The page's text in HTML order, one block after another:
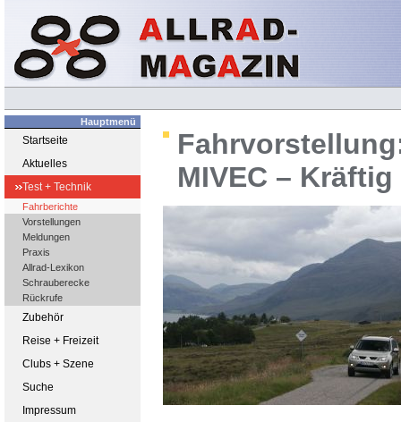
Hauptmenü
Startseite
Aktuelles
Test + Technik
Fahrberichte
Vorstellungen
Meldungen
Praxis
Allrad-Lexikon
Schrauberecke
Rückrufe
Zubehör
Reise + Freizeit
Clubs + Szene
Suche
Impressum
MIVEC –